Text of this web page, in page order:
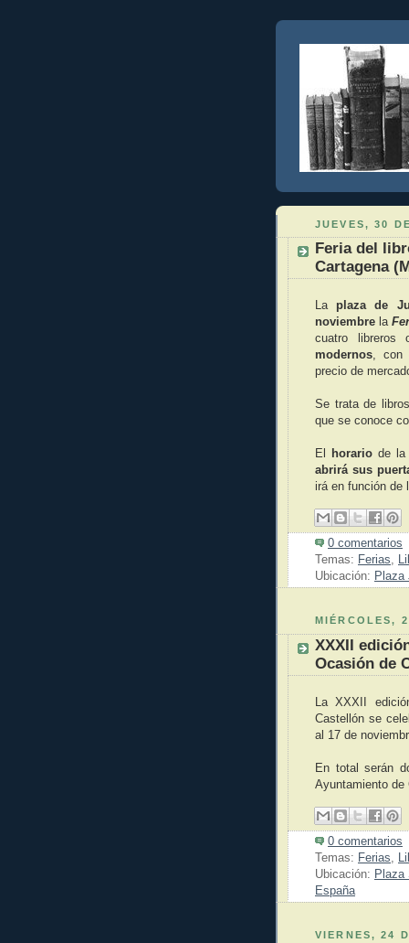
JUEVES, 30
Feria del
Cartagena
La plaza de
noviembre la
cuatro libreros
modernos , con
precio de
Se trata de
que se conoce
El horario de la
abrirá sus
irá en función de
0 comentarios
Temas: Ferias,
Ubicación: Plaza
MIÉRCOLES,
XXXII
Ocasión de
La XXXII
Castellón se
al 17 de
En total serán
Ayuntamiento de
0 comentarios
Temas: Ferias,
Ubicación: Plaza
España
VIERNES, 24